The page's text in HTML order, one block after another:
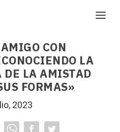
CON
LA
LA AMISTAD
FORMAS»
2023